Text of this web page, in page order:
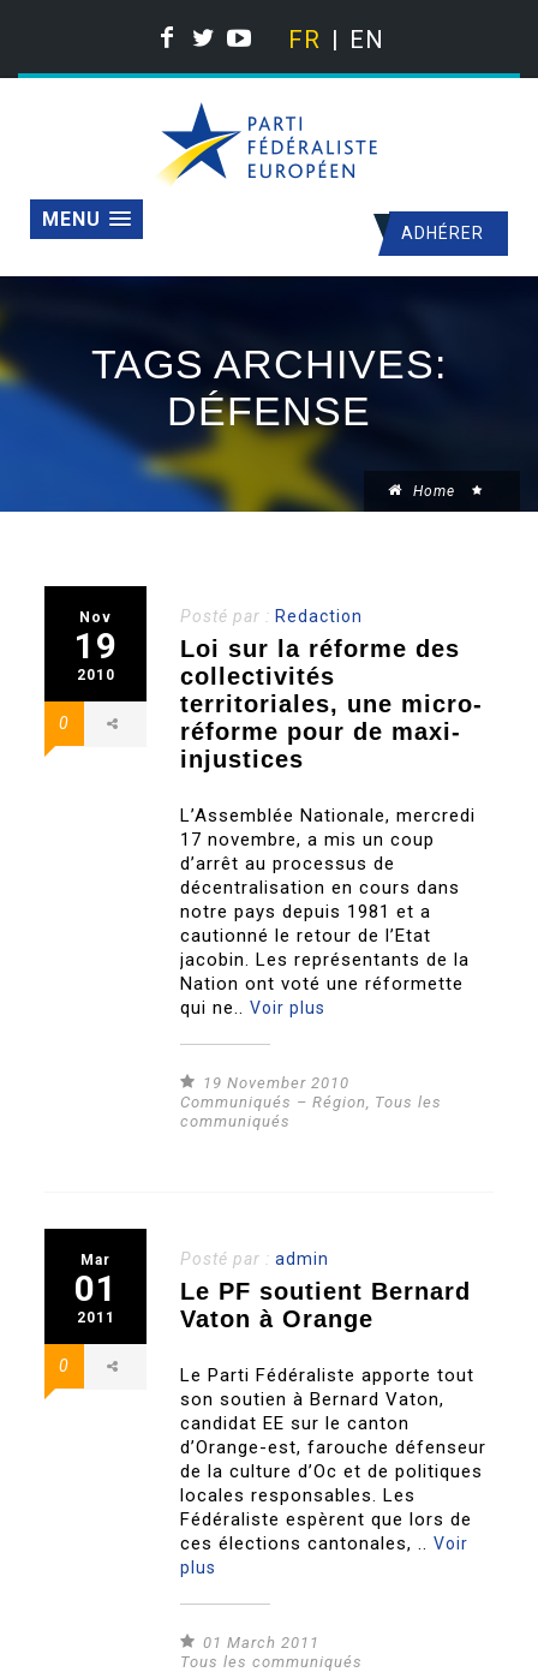
FR EN
ADHÉRER
MENU
TAGS ARCHIVES:
DÉFENSE
Home
Nov
19
2010
0
Posté par : Redaction
Loi sur la réforme des
collectivités
territoriales, une micro-
réforme pour de maxi-
injustices
L’Assemblée Nationale, mercredi
17 novembre, a mis un coup
d’arrêt au processus de
décentralisation en cours dans
notre pays depuis 1981 et a
cautionné le retour de l’Etat
jacobin. Les représentants de la
Nation ont voté une réformette
qui ne..Voir plus
19 November 2010
Communiqués – Région, Tous les
communiqués
Mar
01
2011
0
Posté par :admin
Le PF soutient Bernard
Vaton à Orange
Le Parti Fédéraliste apporte tout
son soutien à Bernard Vaton,
candidat EE sur le canton
d’Orange-est, farouche défenseur
de la culture d’Oc et de politiques
locales responsables. Les
Fédéraliste espèrent que lors de
ces élections cantonales, ..Voir
plus
01 March 2011
Tous les communiqués